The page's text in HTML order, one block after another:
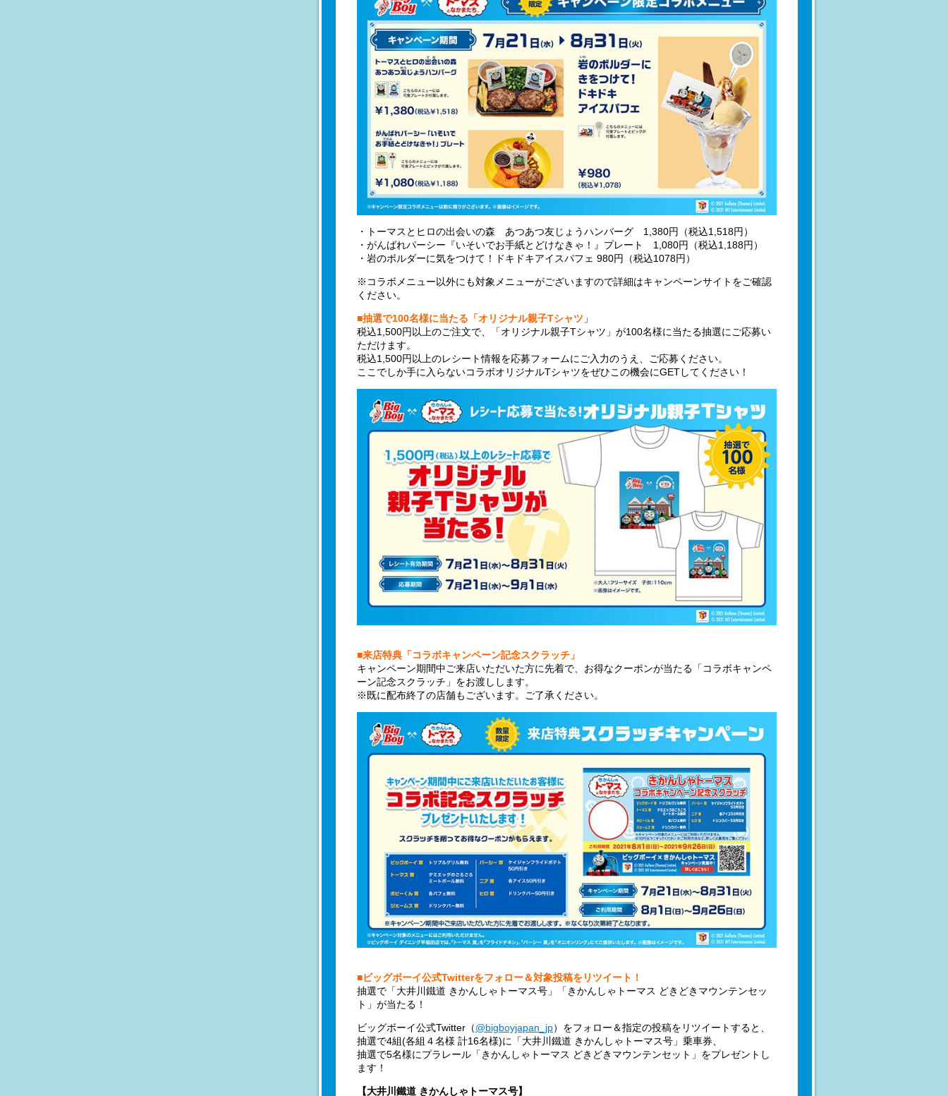
・トーマスとヒロの出会いの森 あつあつ友じょうハンバーグ 1,380円（税込1,518円）
・がんばれパーシー『いそいでお手紙とどけなきゃ！』プレート 1,080円（税込1,188円）
・岩のボルダーに気をつけて！ドキドキアイスパフェ 980円（税込1078円）
※コラボメニュー以外にも対象メニューがございますので詳細はキャンペーンサイトをご確認
ください。
■抽選で100名様に当たる「オリジナル親子Tシャツ 」
税込1,500円以上のご注文で、「オリジナル親子Tシャツ」が100名様に当たる抽選にご応募い
ただけます。
税込1,500円以上のレシート情報を応募フォームにご入力のうえ、ご応募ください。
ここでしか手に入らないコラボオリジナルTシャツをぜひこの機会にGETしてください！
■来店特典「コラボキャンペーン記念スクラッチ」
キャンペーン期間中ご来店いただいた方に先着で、お得なクーポンが当たる「コラボキャンペ
ーン記念スクラッチ」をお渡しします。
※既に配布終了の店舗もございます。ご了承ください。
■ビッグボーイ公式Twitterをフォロー＆対象投稿をリツイート！
抽選で「大井川鐵道 きかんしゃトーマス号」「きかんしゃトーマス どきどきマウンテンセッ
ト」が当たる！
ビッグボーイ公式Twitter（@bigboyjapan_jp）をフォロー＆指定の投稿をリツイートすると、
抽選で4組(各組４名様 計16名様)に「大井川鐵道 きかんしゃトーマス号」乗車券、
抽選で5名様にプラレール「きかんしゃトーマス どきどきマウンテンセット」をプレゼントし
ます！
【大井川鐵道 きかんしゃトーマス号】